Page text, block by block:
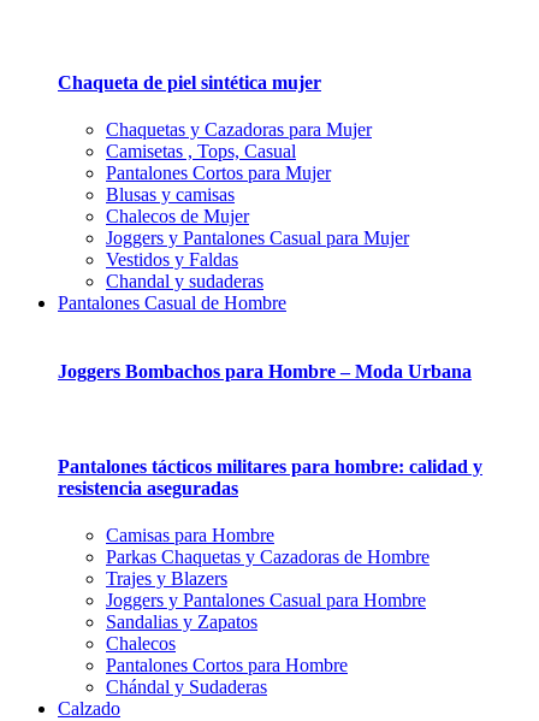
Chaqueta de piel sintética mujer
Chaquetas y Cazadoras para Mujer
Camisetas , Tops, Casual
Pantalones Cortos para Mujer
Blusas y camisas
Chalecos de Mujer
Joggers y Pantalones Casual para Mujer
Vestidos y Faldas
Chandal y sudaderas
Pantalones Casual de Hombre
Joggers Bombachos para Hombre – Moda Urbana
Pantalones tácticos militares para hombre: calidad y
resistencia aseguradas
Camisas para Hombre
Parkas Chaquetas y Cazadoras de Hombre
Trajes y Blazers
Joggers y Pantalones Casual para Hombre
Sandalias y Zapatos
Chalecos
Pantalones Cortos para Hombre
Chándal y Sudaderas
Calzado